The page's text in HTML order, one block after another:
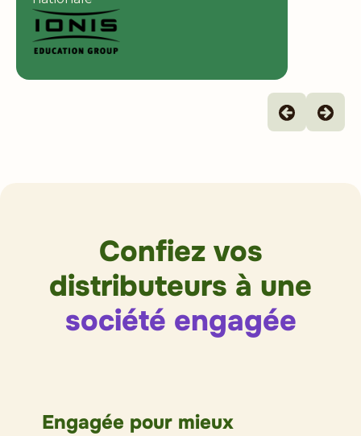
Confiez vos
distributeurs à une
société engagée
Engagée pour mieux